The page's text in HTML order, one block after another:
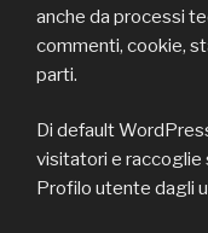
anche da processi
commenti, cookie,
parti.
Di default
visitatori e raccoglie
Profilo utente dagli